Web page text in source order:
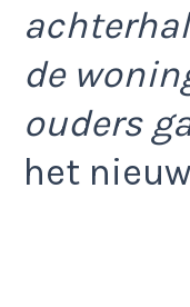
de
ouders
het